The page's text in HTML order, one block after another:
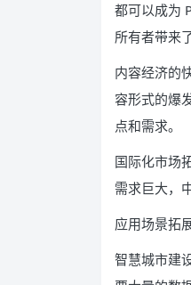
都可以成为
所有者带来
内容经济的
容形式的爆
点和需求。
国际化市场
需求巨大，
应用场景拓
智慧城市建